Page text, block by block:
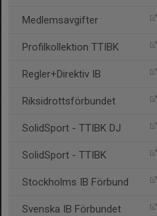
Medlemsavgifter
Profilkollektion TTIBK
Regler+Direktiv IB
Riksidrottsförbundet
SolidSport - TTIBK DJ
SolidSport - TTIBK
Stockholms IB Förbund
Svenska IB Förbundet